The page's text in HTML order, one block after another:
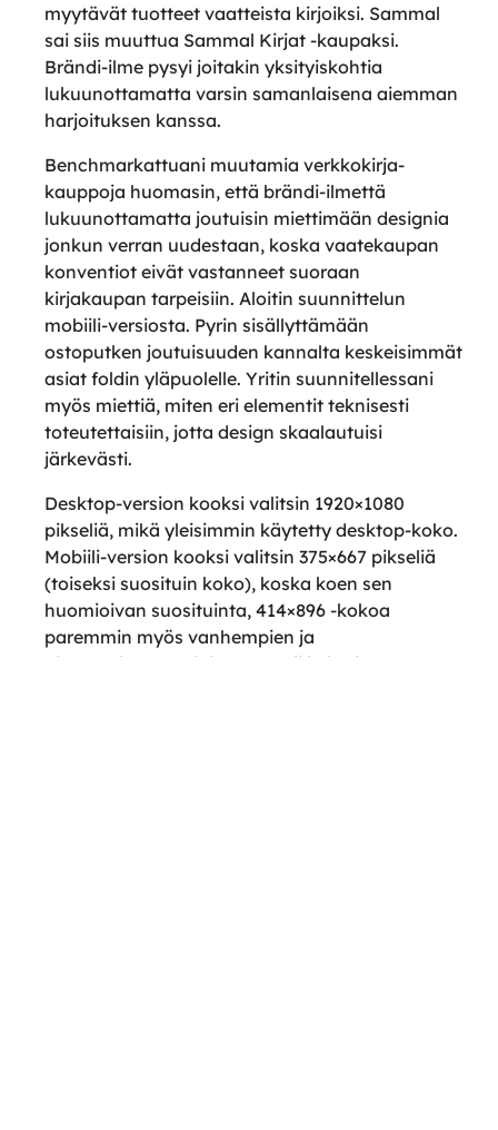
myytävät tuotteet vaatteista kirjoiksi. Sammal
sai siis muuttua Sammal Kirjat -kaupaksi.
Brändi-ilme pysyi joitakin yksityiskohtia
lukuunottamatta varsin samanlaisena aiemman
harjoituksen kanssa.
Benchmarkattuani muutamia verkkokirja­
kauppoja huomasin, että brändi-ilmettä
lukuunottamatta joutuisin miettimään designia
jonkun verran uudestaan, koska vaatekaupan
konventiot eivät vastanneet suoraan
kirjakaupan tarpeisiin. Aloitin suunnittelun
mobiili-versiosta. Pyrin sisällyttämään
ostoputken joutuisuuden kannalta keskeisimmät
asiat foldin yläpuolelle. Yritin suunnitellessani
myös miettiä, miten eri elementit teknisesti
toteutettaisiin, jotta design skaalautuisi
järkevästi.
Desktop-version kooksi valitsin 1920×1080
pikseliä, mikä yleisimmin käytetty desktop-koko.
Mobiili-version kooksi valitsin 375×667 pikseliä
(toiseksi suosituin koko), koska koen sen
huomioivan suosituinta, 414×896 -kokoa
paremmin myös vanhempien ja
pienempiresoluutioisten mobiililaitteiden